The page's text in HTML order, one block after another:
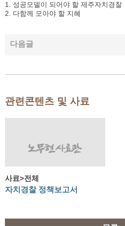
1. 성공모델이 되어야 할 제주자치경찰
2. 다함께 모아야 할 지혜
다음글
관련콘텐츠 및 사료
사료>전체
자치경찰 정책보고서